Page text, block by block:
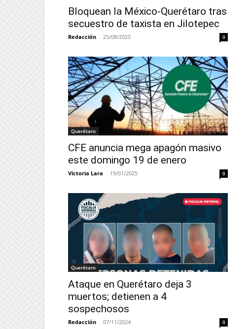
Bloquean la México-Querétaro tras
secuestro de taxista en Jilotepec
Redacción - 25/08/2025 0
Querétaro
CFE anuncia mega apagón masivo
este domingo 19 de enero
Victoria Lara - 19/01/2025 0
Querétaro
Ataque en Querétaro deja 3
muertos; detienen a 4
sospechosos
Redacción - 07/11/2024 0